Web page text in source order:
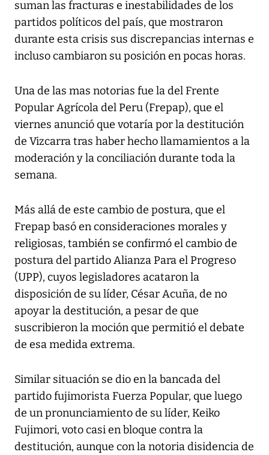
suman las fracturas e inestabilidades de los
partidos políticos del país, que mostraron
durante esta crisis sus discrepancias internas e
incluso cambiaron su posición en pocas horas.
Una de las mas notorias fue la del Frente
Popular Agrícola del Peru (Frepap), que el
viernes anunció que votaría por la destitución
de Vizcarra tras haber hecho llamamientos a la
moderación y la conciliación durante toda la
semana.
Más allá de este cambio de postura, que el
Frepap basó en consideraciones morales y
religiosas, también se confirmó el cambio de
postura del partido Alianza Para el Progreso
(UPP), cuyos legisladores acataron la
disposición de su líder, César Acuña, de no
apoyar la destitución, a pesar de que
suscribieron la moción que permitió el debate
de esa medida extrema.
Similar situación se dio en la bancada del
partido fujimorista Fuerza Popular, que luego
de un pronunciamiento de su líder, Keiko
Fujimori, voto casi en bloque contra la
destitución, aunque con la notoria disidencia de